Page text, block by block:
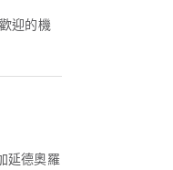
迎的機
延德奧羅